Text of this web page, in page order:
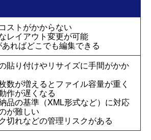
ストがかからない
レイアウト変更が可能
あればどこでも編集できる
貼り付けやリサイズに手間がかか
数が増えるとファイル容量が重く
作が遅くなる
品の基準（XML形式など）に対応
が難しい
切れなどの管理リスクがある